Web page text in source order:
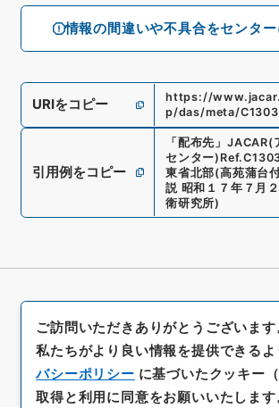
情報の間違いや不具合をセンタ
URIをコピー
https://
p/das/meta/
引用例をコピー
「配布先 」 JACAR(
センター) Ref.
東省北部(高苑蒲台
説 昭和１７年７月
衛研究所)
ご訪問いただきありがとうございます
私たちがより良い情報を提供できるよ
バシーポリシー に基づいたクッキー
取得と利用に同意をお願いいたします